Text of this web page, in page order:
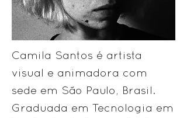
Camila Santos é artista
visual e animadora com
sede em São Paulo, Brasil.
Graduada em Tecnologia em